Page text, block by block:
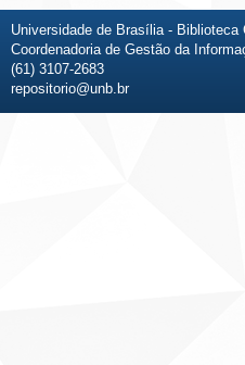
Universidade de Brasília - Biblioteca
Coordenadoria de Gestão da
(61) 3107-2683
repositorio@unb.br